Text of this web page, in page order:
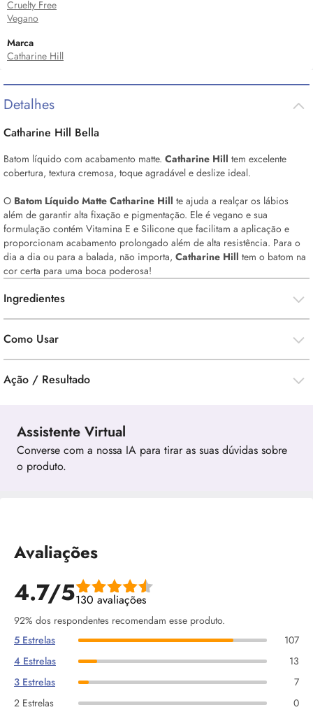
Cruelty Free
Vegano
Marca
Catharine Hill
Detalhes
Catharine Hill Bella
Batom líquido com acabamento matte. Catharine Hill tem excelente
cobertura, textura cremosa, toque agradável e deslize ideal.
O Batom Líquido Matte Catharine Hill te ajuda a realçar os lábios
além de garantir alta fixação e pigmentação. Ele é vegano e sua
formulação contém Vitamina E e Silicone que facilitam a aplicação e
proporcionam acabamento prolongado além de alta resistência. Para o
dia a dia ou para a balada, não importa, Catharine Hill tem o batom na
cor certa para uma boca poderosa!
Ingredientes
Como Usar
Ação / Resultado
Assistente Virtual
Converse com a nossa IA para tirar as suas dúvidas sobre
o produto.
Avaliações
4.7/5130 avaliações
92% dos respondentes recomendam esse produto.
5 Estrelas
107
4 Estrelas
13
3 Estrelas
7
2 Estrelas
0